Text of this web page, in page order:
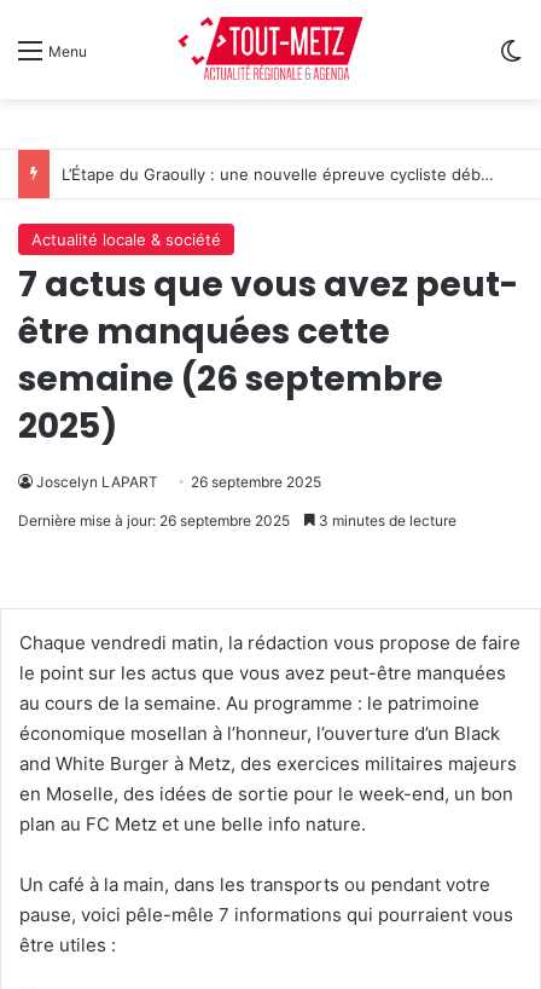
Menu
L’Étape du Graoully : une nouvelle épreuve cycliste débarque à Metz
Actualité locale & société
7 actus que vous avez peut-
être manquées cette
semaine (26 septembre
2025)
Joscelyn LAPART 26 septembre 2025
Dernière mise à jour: 26 septembre 2025 3 minutes de lecture
Chaque vendredi matin, la rédaction vous propose de faire
le point sur les actus que vous avez peut-être manquées
au cours de la semaine. Au programme : le patrimoine
économique mosellan à l’honneur, l’ouverture d’un Black
and White Burger à Metz, des exercices militaires majeurs
en Moselle, des idées de sortie pour le week-end, un bon
plan au FC Metz et une belle info nature.
Un café à la main, dans les transports ou pendant votre
pause, voici pêle-mêle 7 informations qui pourraient vous
être utiles :